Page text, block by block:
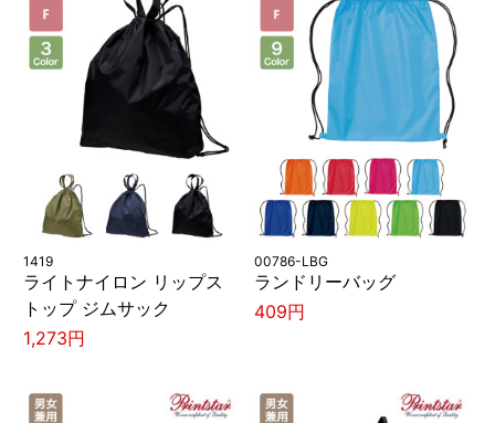
1419
ライトナイロン リップス
トップ ジムサック
1,273円
00786-LBG
ランドリーバッグ
409円